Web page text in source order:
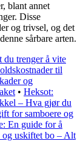
blant annet
Disse
og trivsel, og det
sårbare arten.
du trenger å vite
til
og
• Heksot:
– Hva gjør du
for samboere og
En guide for å
uskiftet bo – Alt